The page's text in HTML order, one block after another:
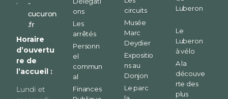
-
cucuron
.fr
Horaire
d’ouvertu
re de
l’accueil :
Lundi et
ons
Les
arrêtés
Personn
el
commun
al
Finances
circuits
Musée
Marc
Deydier
Expositio
ns au
Donjon
Le parc
Luberon
Le
Luberon
à vélo
A la
découve
rte des
plus